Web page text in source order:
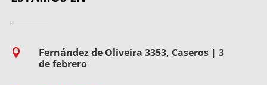

Fernández de Oliveira 3353, Caseros | 3
de febrero